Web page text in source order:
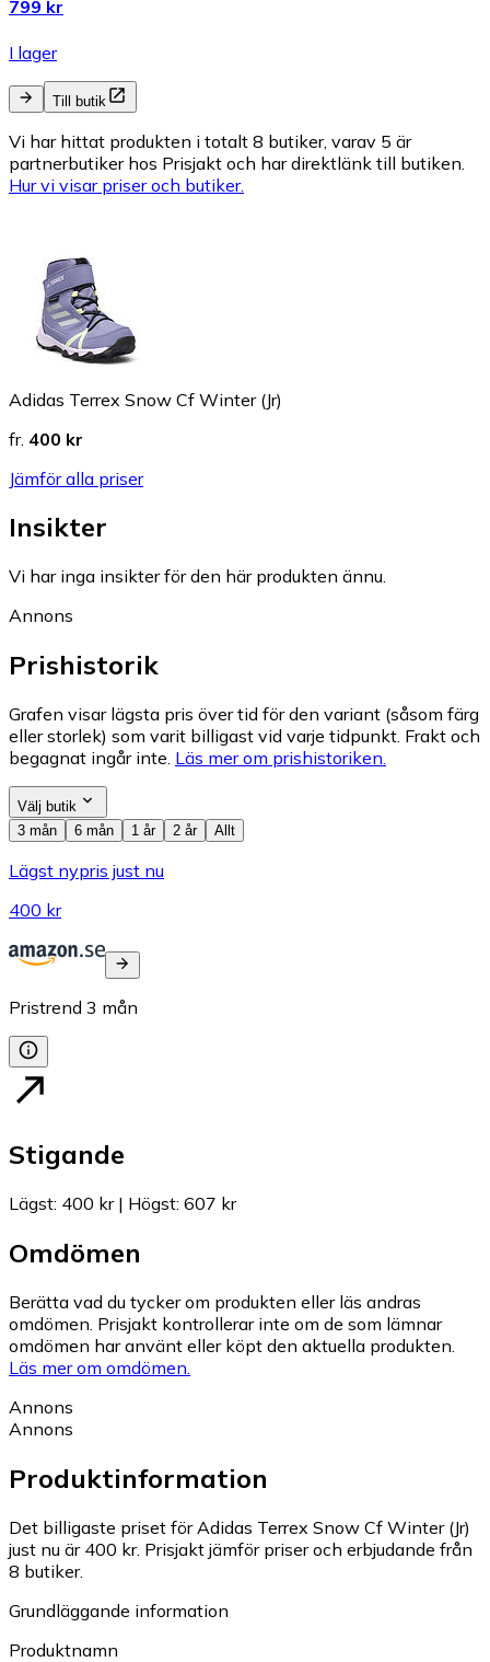
799 kr
I lager
Till butik
Vi har hittat produkten i totalt 8 butiker, varav 5 är
partnerbutiker hos Prisjakt och har direktlänk till butiken.
Hur vi visar priser och butiker.
Adidas Terrex Snow Cf Winter (Jr)
fr. 400 kr
Jämför alla priser
Insikter
Vi har inga insikter för den här produkten ännu.
Annons
Prishistorik
Grafen visar lägsta pris över tid för den variant (såsom färg
eller storlek) som varit billigast vid varje tidpunkt. Frakt och
begagnat ingår inte. Läs mer om prishistoriken.
Välj butik
3 mån
6 mån 1 år 2 år Allt
Lägst nypris just nu
400 kr
Pristrend 3 mån
Stigande
Lägst: 400 kr| Högst: 607 kr
Omdömen
Berätta vad du tycker om produkten eller läs andras
omdömen. Prisjakt kontrollerar inte om de som lämnar
omdömen har använt eller köpt den aktuella produkten.
Läs mer om omdömen.
Annons
Annons
Produktinformation
Det billigaste priset för Adidas Terrex Snow Cf Winter (Jr)
just nu är 400 kr. Prisjakt jämför priser och erbjudande från
8 butiker.
Grundläggande information
Produktnamn